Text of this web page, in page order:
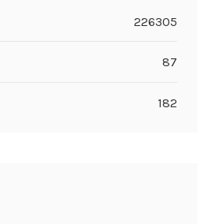
226305
87
182